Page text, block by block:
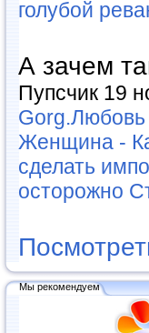
голубой
А зачем
Пупсчик 19
Женщина -
сделать
осторожно
Мы рекомендуем